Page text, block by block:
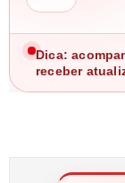
Dica:
receber